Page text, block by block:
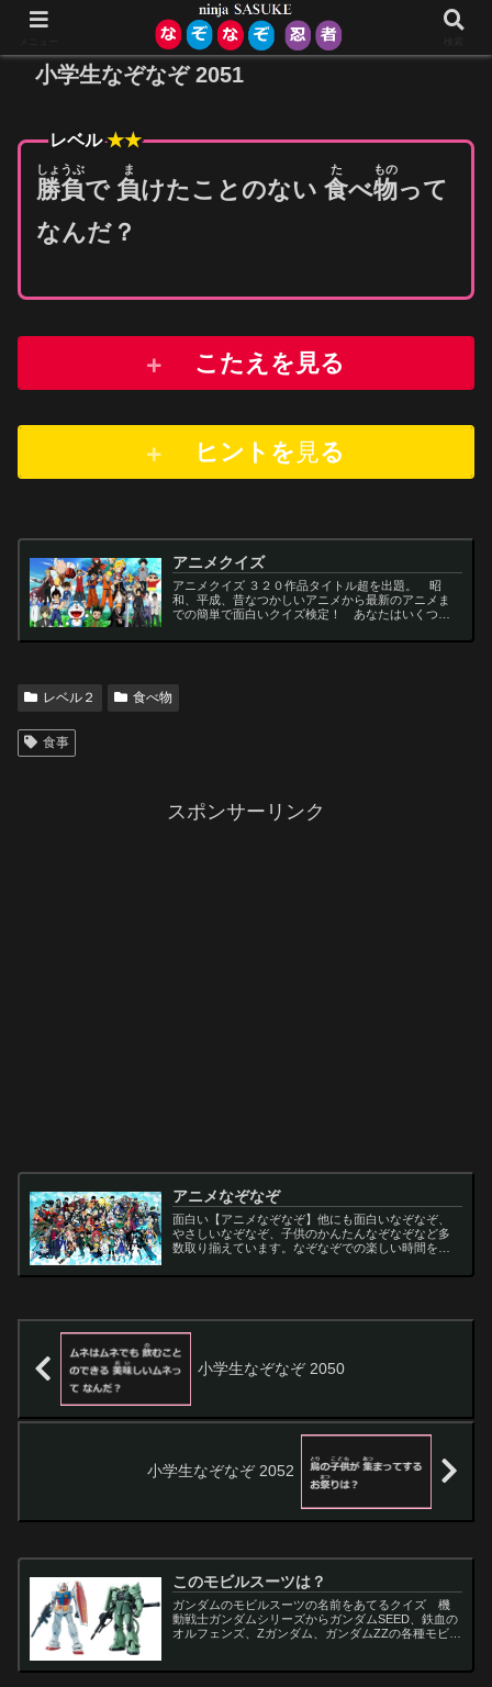
小学生なぞなぞ 2051
レベル★★
勝負
しょうぶ
で 負
ま
けたことのない食
た
べ物
もの
って
なんだ？
こたえを見る
ヒントを 見る
アニメクイズ
アニメクイズ ３２０作品タイトル超を出題。 昭
和、平成、昔なつかしいアニメから最新のアニメま
での簡単で面白いクイズ検定！ あなたはいくつわ
ど一問一答から3択・4択問題までの小学生の簡単問
レベル２ 食べ物
食事
スポンサーリンク
アニメなぞなぞ
面白い【アニメなぞなぞ】他にも面白いなぞなぞ、
やさしいなぞなぞ、子供のかんたんなぞなぞなど多
数取り揃えています。なぞなぞでの楽しい時間をお
小学生なぞなぞ 2050
小学生なぞなぞ 2052
このモビルスーツは？
ガンダムのモビルスーツの名前をあてるクイズ 機
動戦士ガンダムシリーズからガンダムSEED、鉄血の
オルフェンズ、Zガンダム、ガンダムZZの各種モビル